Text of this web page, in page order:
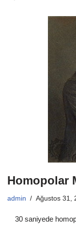
Homopolar
admin Ağustos 31,
30 saniyede